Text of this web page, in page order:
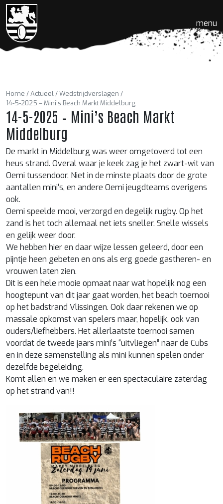
menu
Home Actueel
Wedstrijdverslagen
14-5-2025 – Mini’s Beach Markt Middelburg
14-5-2025 – Mini’s Beach Markt
Middelburg
De markt in Middelburg was weer omgetoverd tot een
heus strand. Overal waar je keek zag je het zwart-wit van
Oemi tussendoor. Niet in de minste plaats door de grote
aantallen mini’s, en andere Oemi jeugdteams overigens
ook.
Oemi speelde mooi, verzorgd en degelijk rugby. Op het
zand is het toch allemaal net iets sneller. Snelle wissels
en gelijk weer door.
We hebben hier en daar wijze lessen geleerd, door een
pijntje heen gebeten en ons als erg goede gastheren- en
vrouwen laten zien.
Dit is een hele mooie opmaat naar wat hopelijk nog een
hoogtepunt van dit jaar gaat worden, het beach toernooi
op het badstrand Vlissingen. Ook daar rekenen we op
massale opkomst van spelers maar, hopelijk, ook van
ouders/liefhebbers. Het allerlaatste toernooi samen
voordat de tweede jaars mini’s “uitvliegen” naar de Cubs
en in deze samenstelling als mini kunnen spelen onder
dezelfde begeleiding.
Komt allen en we maken er een spectaculaire zaterdag
op het strand van!!